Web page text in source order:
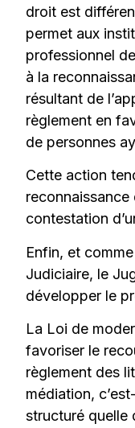
droit est
permet aux
professionnel
à la
résultant de
règlement en
de personnes
Cette action
contestation
Enfin, et
Judiciaire, le
développer le
La Loi de
favoriser le
règlement des
médiation,
structuré quelle